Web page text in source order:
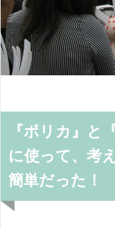
『ポリカ』と
に使って、考
簡単だった！